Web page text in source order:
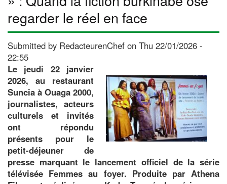
un
Ananas
délice
regarder le réel en face
Submitted by RedacteurenChef on Thu 22/01/2026 -
22:55
Le jeudi 22 janvier
2026, au restaurant
Suncia à Ouaga 2000,
journalistes, acteurs
culturels et invités
ont répondu
présents pour le
petit-déjeuner de
presse marquant le lancement officiel de la série
télévisée Femmes au foyer. Produite par Athena